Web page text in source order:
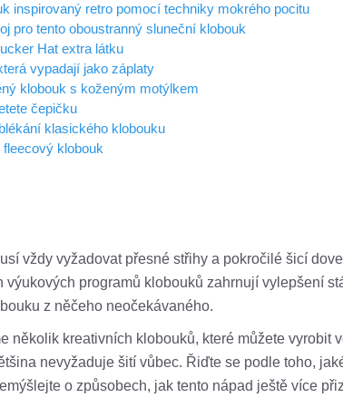
inspirovaný retro pomocí techniky mokrého pocitu
pro tento oboustranný sluneční klobouk
Hat extra látku
vypadají jako záplaty
klobouk s koženým motýlkem
čepičku
klasického klobouku
klobouk
vždy vyžadovat přesné střihy a pokročilé šicí
výukových programů klobouků zahrnují vylepšení
z něčeho neočekávaného.
několik kreativních klobouků, které můžete vyrobit
nevyžaduje šití vůbec. Řiďte se podle toho,
o způsobech, jak tento nápad ještě více